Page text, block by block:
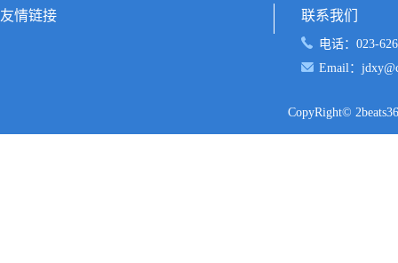
友情链接 联系我们
电话：023-
Email：
CopyRight©